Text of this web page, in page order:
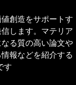
創造をサポートす
します。マテリア
る質の高い論文や
報などを紹介する
す